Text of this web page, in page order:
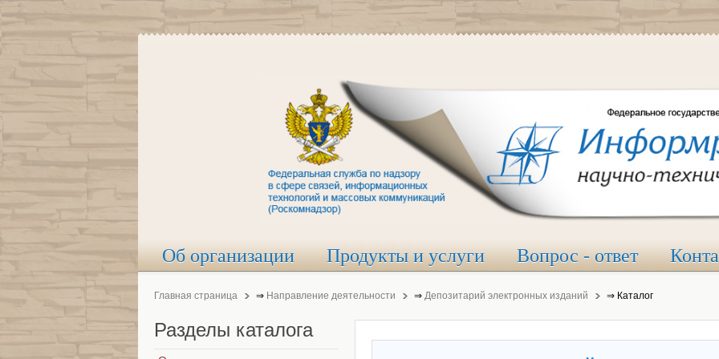
Об организации Продукты и услуги Вопрос - ответ
Главная страница ⇒ Направление деятельности ⇒ Депозитарий электронных изданий ⇒ Каталог
Разделы каталога